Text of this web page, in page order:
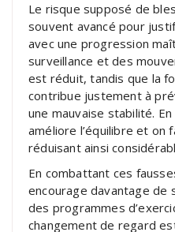
Le risque supposé de
souvent avancé pour
avec une progression
surveillance et des
est réduit, tandis que la
contribue justement à
une mauvaise stabilité.
améliore l’équilibre et on
réduisant ainsi
En combattant ces
encourage davantage de
des programmes
changement de regard